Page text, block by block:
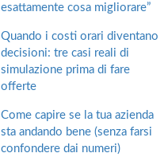
esattamente cosa migliorare”
Quando i costi orari diventano
decisioni: tre casi reali di
simulazione prima di fare
offerte
Come capire se la tua azienda
sta andando bene (senza farsi
confondere dai numeri)